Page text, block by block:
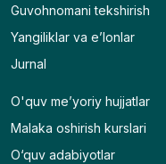
Guvohnomani tekshirish
Yangiliklar va e’lonlar
Jurnal
O'quv me’yoriy hujjatlar
Malaka oshirish kurslari
O‘quv adabiyotlar